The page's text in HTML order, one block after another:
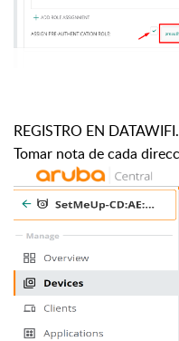
REGISTRO EN DATAWIFI.
Tomar nota de cada